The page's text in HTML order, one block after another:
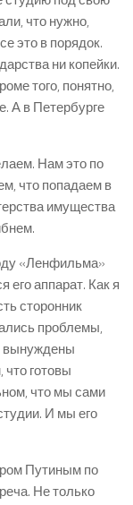
что нужно,
это в порядок.
ни копейки.
того, понятно,
А в Петербурге
Нам это по
что попадаем в
имущества
«Ленфильма»
аппарат. Как я
сторонник
проблемы,
вынуждены
что готовы
что мы сами
И мы его
Путиным по
Не только